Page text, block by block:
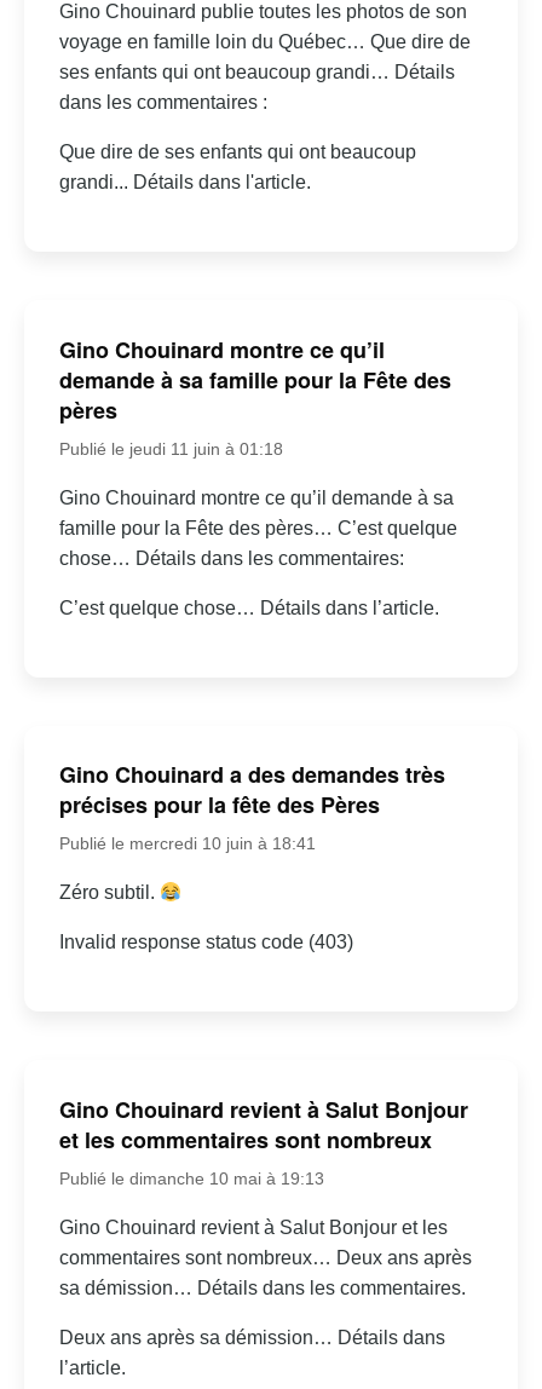
Gino Chouinard publie toutes les photos de son
voyage en famille loin du Québec… Que dire de
ses enfants qui ont beaucoup grandi… Détails
dans les commentaires :
Que dire de ses enfants qui ont beaucoup
grandi... Détails dans l'article.
Gino Chouinard montre ce qu’il
demande à sa famille pour la Fête des
pères
Publié le jeudi 11 juin à 01:18
Gino Chouinard montre ce qu’il demande à sa
famille pour la Fête des pères… C’est quelque
chose… Détails dans les commentaires:
C’est quelque chose… Détails dans l’article.
Gino Chouinard a des demandes très
précises pour la fête des Pères
Publié le mercredi 10 juin à 18:41
Zéro subtil.
Invalid response status code (403)
Gino Chouinard revient à Salut Bonjour
et les commentaires sont nombreux
Publié le dimanche 10 mai à 19:13
Gino Chouinard revient à Salut Bonjour et les
commentaires sont nombreux… Deux ans après
sa démission… Détails dans les commentaires.
Deux ans après sa démission… Détails dans
l’article.